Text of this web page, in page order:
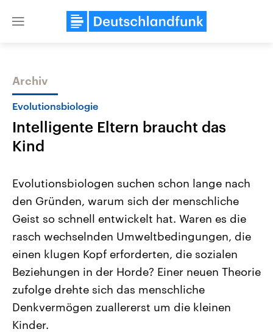
Close
Themen
USA
Aktuelle Beiträge, Analysen und
Hintergründe
Wirtschaftlich und militärisch
gehören die Vereinigten Staaten zu
den mächtigsten Ländern der Erde,
mit großem Einfluss auf das
aktuelle Weltgeschehen.
Nahostkonflikt
Aktuelle Lage und
Der Überfall der
Terrororganisation Hamas
Oktober 2023 auf Israel
Region wieder die Gewalt
Israel möchte die Hamas
Libanon vom Iran
Sendungen Programm Podcasts
Archiv
Evolutionsbiologie
Intelligente Eltern braucht das
Kind
Evolutionsbiologen suchen schon lange nach
den Gründen, warum sich der menschliche
Geist so schnell entwickelt hat. Waren es die
rasch wechselnden Umweltbedingungen, die
einen klugen Kopf erforderten, die sozialen
Beziehungen in der Horde? Einer neuen Theorie
zufolge drehte sich das menschliche
Denkvermögen zuallererst um die kleinen
Kinder.